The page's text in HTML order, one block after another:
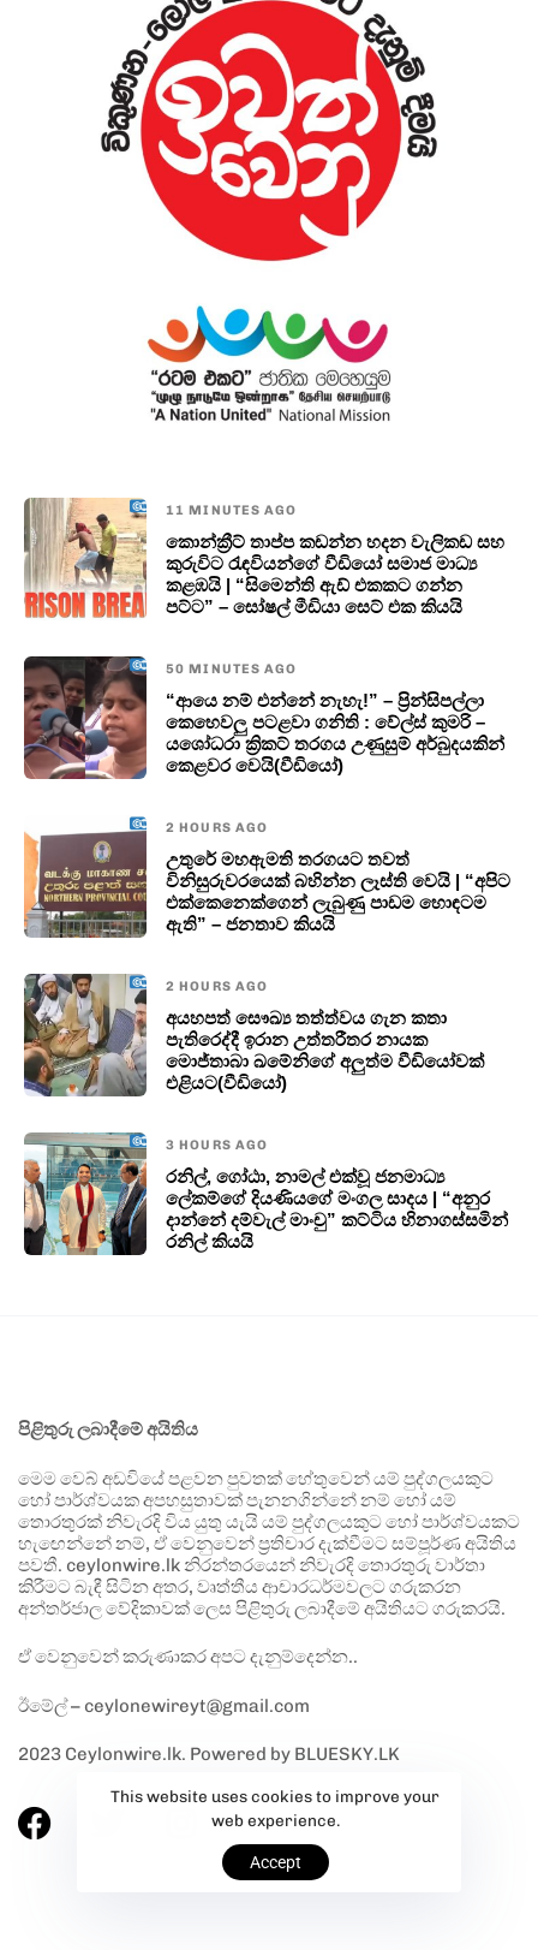
11 MINUTES AGO
කොන්ක්‍රීට් තාප්ප කඩන්න හදන වැලිකඩ සහ
කුරුවිට රැඳවියන්ගේ වීඩියෝ සමාජ මාධ්‍ය
කළඹයි | “සිමෙන්ති ඇඩ් එකකට ගන්න
පට්ට” – සෝෂල් මීඩියා සෙට් එක කියයි
50 MINUTES AGO
“ආයෙ නම් එන්නේ නැහැ!” – ප්‍රින්සිපල්ලා
කෙහෙවලු පටළවා ගනිති : වේල්ස් කුමරි –
යශෝධරා ක්‍රිකට් තරගය උණුසුම් අර්බුදයකින්
කෙළවර වෙයි(වීඩියෝ)
2 HOURS AGO
උතුරේ මහඇමති තරගයට තවත්
විනිසුරුවරයෙක් බහින්න ලෑස්ති වෙයි | “අපිට
එක්කෙනෙක්ගෙන් ලැබුණු පාඩම හොඳටම
ඇති” – ජනතාව කියයි
2 HOURS AGO
අයහපත් සෞඛ්‍ය තත්ත්වය ගැන කතා
පැතිරෙද්දී ඉරාන උත්තරීතර නායක
මොජ්තාබා ඛමේනිගේ අලුත්ම වීඩියෝවක්
එළියට(වීඩියෝ)
3 HOURS AGO
රනිල්, ගෝඨා, නාමල් එක්වූ ජනමාධ්‍ය
ලේකම්ගේ දියණියගේ මංගල සාදය | “අනුර
දාන්නේ දම්වැල් මාංචු” කට්ටිය හිනාගස්සමින්
රනිල් කියයි
පිළිතුරු ලබාදීමේ අයිතිය
මෙම වෙබ් අඩවියේ පළවන පුවතක් හේතුවෙන් යම් පුද්ගලයකුට
හෝ පාර්ශ්වයක අපහසුතාවක් පැනනගින්නේ නම් හෝ යම්
තොරතුරක් නිවැරදි විය යුතු යැයි යම් පුද්ගලයකුට හෝ පාර්ශ්වයකට
හැඟෙන්නේ නම්, ඒ වෙනුවෙන් ප්‍රතිචාර දැක්වීමට සම්පූර්ණ අයිතිය
පවතී. ceylonwire.lk නිරන්තරයෙන් නිවැරදි තොරතුරු වාර්තා
කිරීමට බැඳී සිටින අතර, වෘත්තීය ආචාරධර්මවලට ගරුකරන
අන්තර්ජාල වේදිකාවක් ලෙස පිළිතුරු ලබාදීමේ අයිතියට ගරුකරයි.
ඒ වෙනුවෙන් කරුණාකර අපට දැනුම්දෙන්න..
ඊමේල් – ceylonewireyt@gmail.com
2023 Ceylonwire.lk. Powered by BLUESKY.LK
This website uses cookies to improve your
web experience.
Accept